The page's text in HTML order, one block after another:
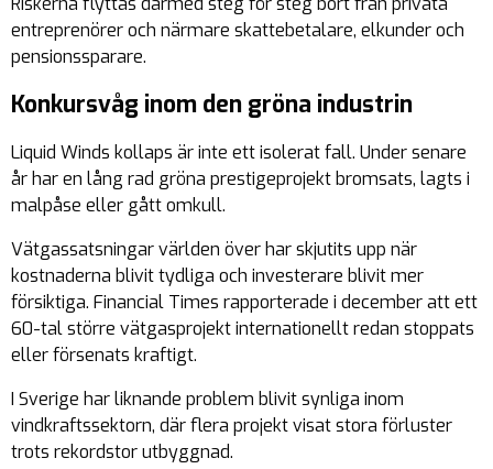
entreprenörer och närmare skattebetalare, elkunder och
pensionssparare.
Konkursvåg inom den gröna industrin
Liquid Winds kollaps är inte ett isolerat fall. Under senare
år har en lång rad gröna prestigeprojekt bromsats, lagts i
malpåse eller gått omkull.
Vätgassatsningar världen över har skjutits upp när
kostnaderna blivit tydliga och investerare blivit mer
försiktiga. Financial Times rapporterade i december att ett
60-tal större vätgasprojekt internationellt redan stoppats
eller försenats kraftigt.
I Sverige har liknande problem blivit synliga inom
vindkraftssektorn, där flera projekt visat stora förluster
trots rekordstor utbyggnad.